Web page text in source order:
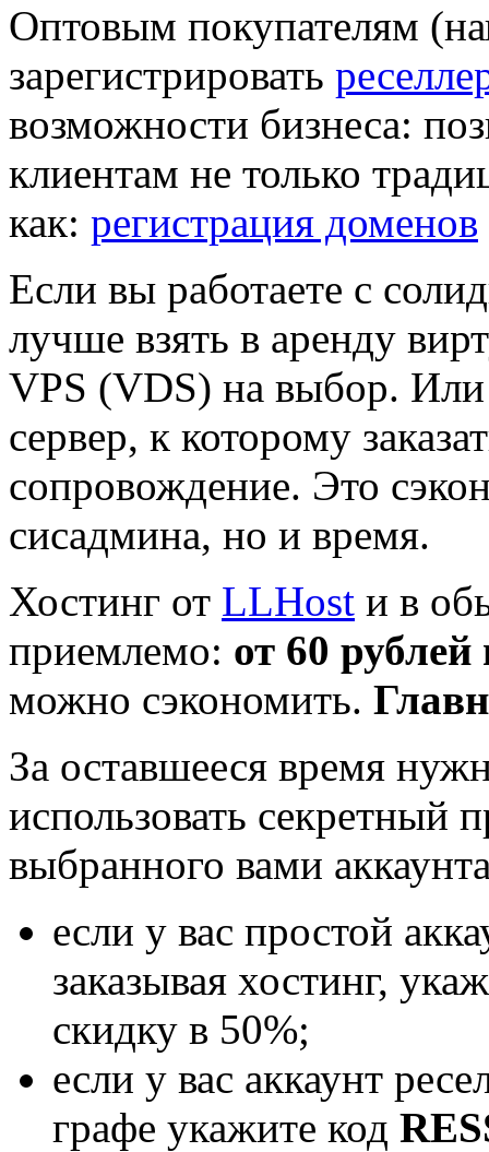
Оптовым покупателям
зарегистрировать
возможности бизнеса:
клиентам не только
как: регистрация доменов
Если вы работаете с
лучше взять в аренду
VPS (VDS) на выбор.
сервер, к которому
сопровождение. Это
сисадмина, но и время.
Хостинг от LLHost и в
приемлемо: от 60 рублей
можно сэкономить.
За оставшееся время
использовать секретный
выбранного вами
если у вас простой
заказывая хостинг,
скидку в 50%;
если у вас аккаунт
графе укажите код